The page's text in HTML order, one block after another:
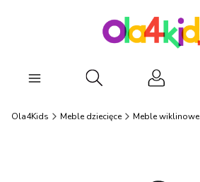
Otwórz wyszukiwarkę
Ola4Kids Meble dziecięce Meble wiklinowe